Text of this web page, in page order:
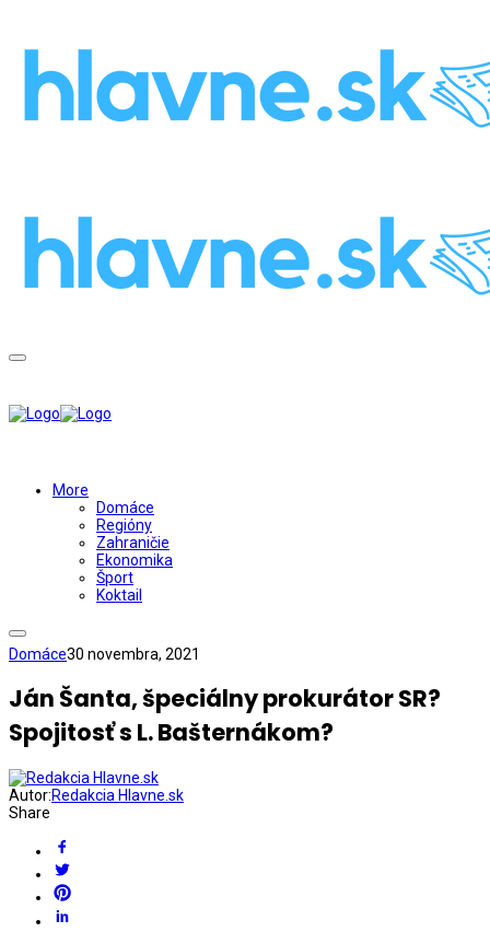
More
Domáce
Regióny
Zahraničie
Ekonomika
Šport
Koktail
Domáce30 novembra, 2021
Ján Šanta, špeciálny prokurátor SR?
Spojitosť s L. Bašternákom?
Autor:Redakcia Hlavne.sk
Share